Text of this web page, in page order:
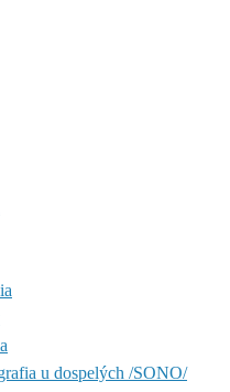
u dospelých /SONO/